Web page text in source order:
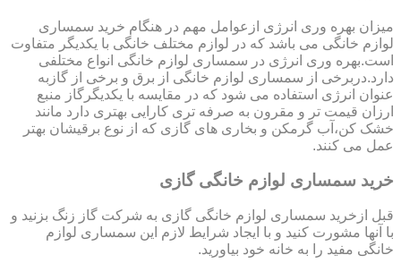
میزان بهره وری انرژی ازعوامل مهم در هنگام خرید سمساری
لوازم خانگی می باشد که در لوازم مختلف خانگی با یکدیگر متفاوت
است.بهره وری انرژی در سمساری لوازم خانگی انواع مختلفی
دارد.دربرخی از سمساری لوازم خانگی از برق و برخی از گازبه
عنوان انرژی استفاده می شود که در مقایسه با یکدیگرگاز منبع
ارزان قیمت تر و مقرون به صرفه تری کارایی بهتری دارد مانند
خشک کن،آب گرمکن و بخاری های گازی که از نوع برقیشان بهتر
عمل می کنند.
خرید سمساری لوازم خانگی گازی
قبل ازخرید سمساری لوازم خانگی گازی به شرکت گاز زنگ بزنید و
با آنها مشورت کنید و با ایجاد شرایط لازم این سمساری لوازم
خانگی مفید را به خانه خود بیاورید.